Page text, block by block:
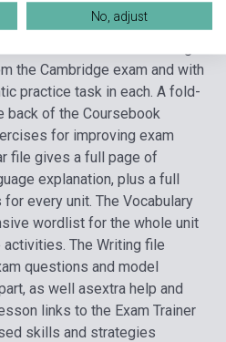
preparation with new topics
the Cambridge exam and with
practice task in each. A fold-
back of the Coursebook
for improving exam
file gives a full page of
explanation, plus a full
every unit. The Vocabulary
wordlist for the whole unit
The Writing file
questions and model
as well asextra help and
links to the Exam Trainer
skills and strategies
No, adjust